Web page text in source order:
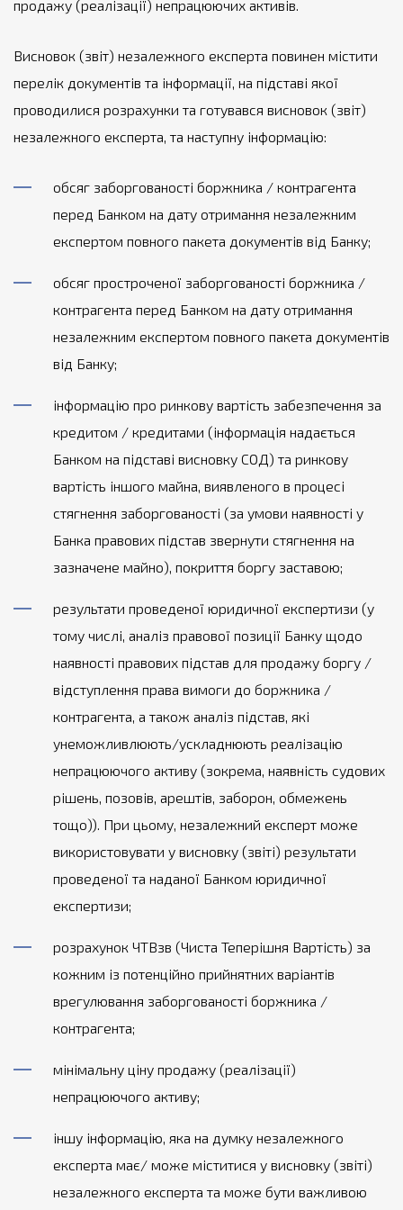
продажу (реалізації) непрацюючих активів.
Висновок (звіт) незалежного експерта повинен містити
перелік документів та інформації, на підставі якої
проводилися розрахунки та готувався висновок (звіт)
незалежного експерта, та наступну інформацію:
обсяг заборгованості боржника / контрагента
перед Банком на дату отримання незалежним
експертом повного пакета документів від Банку;
обсяг простроченої заборгованості боржника /
контрагента перед Банком на дату отримання
незалежним експертом повного пакета документів
від Банку;
інформацію про ринкову вартість забезпечення за
кредитом / кредитами (інформація надається
Банком на підставі висновку СОД) та ринкову
вартість іншого майна, виявленого в процесі
стягнення заборгованості (за умови наявності у
Банка правових підстав звернути стягнення на
зазначене майно), покриття боргу заставою;
результати проведеної юридичної експертизи (у
тому числі, аналіз правової позиції Банку щодо
наявності правових підстав для продажу боргу /
відступлення права вимоги до боржника /
контрагента, а також аналіз підстав, які
унеможливлюють/ускладнюють реалізацію
непрацюючого активу (зокрема, наявність судових
рішень, позовів, арештів, заборон, обмежень
тощо)). При цьому, незалежний експерт може
використовувати у висновку (звіті) результати
проведеної та наданої Банком юридичної
експертизи;
розрахунок ЧТВзв (Чиста Теперішня Вартість) за
кожним із потенційно прийнятних варіантів
врегулювання заборгованості боржника /
контрагента;
мінімальну ціну продажу (реалізації)
непрацюючого активу;
іншу інформацію, яка на думку незалежного
експерта має/ може міститися у висновку (звіті)
незалежного експерта та може бути важливою